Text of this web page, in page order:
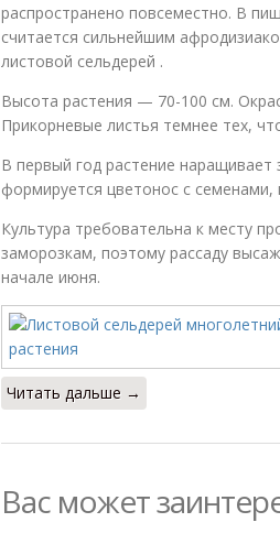
распространено повсеместно. В
считается сильнейшим
листовой сельдерей .
Высота растения — 70-100 см.
Прикорневые листья темнее тех,
В первый год растение
формируется цветонос с семенами,
Культура требовательна к месту
заморозкам, поэтому рассаду
начале июня.
Читать дальше →
Вас может